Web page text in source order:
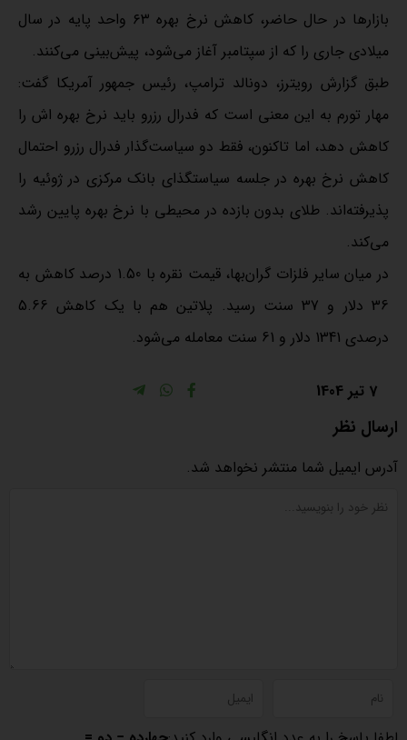
بازارها در حال حاضر، کاهش نرخ بهره ۶۳ واحد پایه در سال
میلادی جاری را که از سپتامبر آغاز می‌شود، پیش‌بینی می‌کنند.
طبق گزارش رویترز، دونالد ترامپ، رئیس جمهور آمریکا گفت:
مهار تورم به این معنی است که فدرال رزرو باید نرخ بهره اش را
کاهش دهد، اما تاکنون، فقط دو سیاست‌گذار فدرال رزرو احتمال
کاهش نرخ بهره در جلسه سیاستگذای بانک مرکزی در ژوئیه را
پذیرفته‌اند. طلای بدون بازده در محیطی با نرخ بهره پایین رشد
می‌کند.
در میان سایر فلزات گران‌بها، قیمت نقره با 1.50 درصد کاهش به
36 دلار و 37 سنت رسید. پلاتین هم با یک کاهش 5.66
درصدی 1341 دلار و 61 سنت معامله می‌شود.
7 تیر 1404
ارسال نظر
آدرس ایمیل شما منتشر نخواهد شد.